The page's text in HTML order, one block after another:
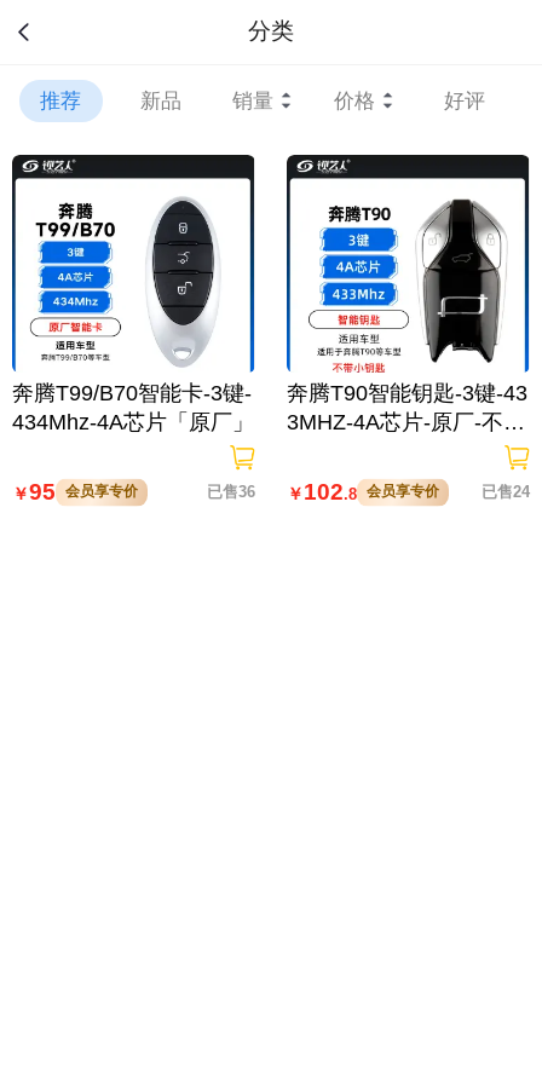
分类
推荐 新品 销量 价格 好评
奔腾T99/B70智能卡-3键-
434Mhz-4A芯片「原厂」
￥95 会员享专价 已售36
奔腾T90智能钥匙-3键-43
3MHZ-4A芯片-原厂-不带
￥102.8 会员享专价 已售24